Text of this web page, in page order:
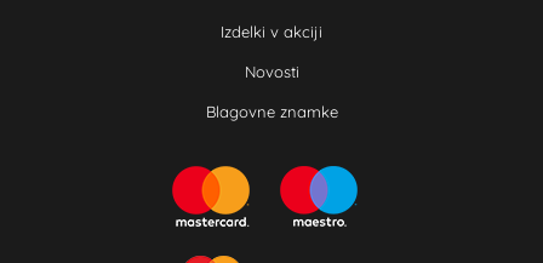
Izdelki v akciji
Novosti
Blagovne znamke